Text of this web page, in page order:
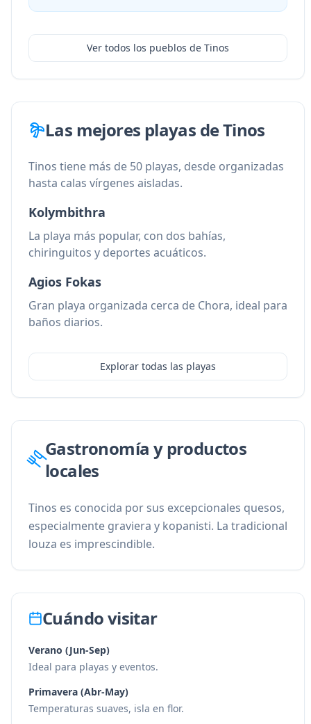
Ver todos los pueblos de Tinos
Las mejores playas de Tinos
Tinos tiene más de 50 playas, desde organizadas
hasta calas vírgenes aisladas.
Kolymbithra
La playa más popular, con dos bahías,
chiringuitos y deportes acuáticos.
Agios Fokas
Gran playa organizada cerca de Chora, ideal para
baños diarios.
Explorar todas las playas
Gastronomía y productos
locales
Tinos es conocida por sus excepcionales quesos,
especialmente graviera y kopanisti. La tradicional
louza es imprescindible.
Cuándo visitar
Verano (Jun-Sep)
Ideal para playas y eventos.
Primavera (Abr-May)
Temperaturas suaves, isla en flor.